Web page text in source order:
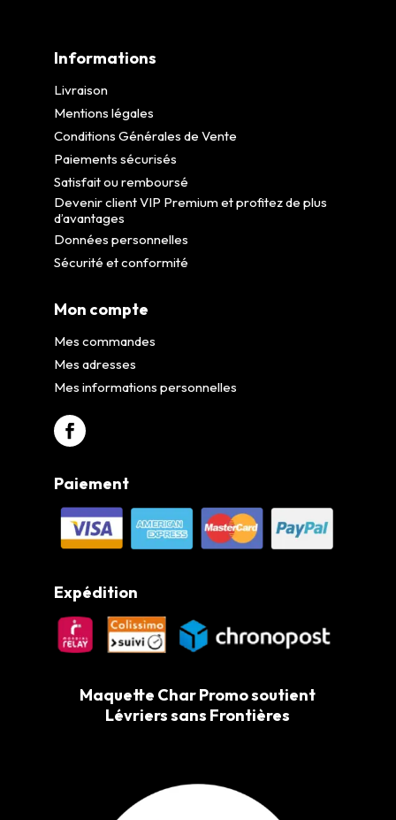
Informations
Livraison
Mentions légales
Conditions Générales de Vente
Paiements sécurisés
Satisfait ou remboursé
Devenir client VIP Premium et profitez de plus
d’avantages
Données personnelles
Sécurité et conformité
Mon compte
Mes commandes
Mes adresses
Mes informations personnelles
Paiement
Expédition
Maquette Char Promo soutient
Lévriers sans Frontières